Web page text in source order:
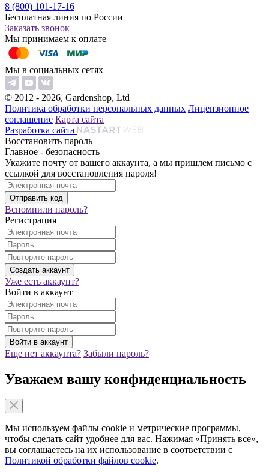
8 (800) 101-17-16
Бесплатная линия по России
Заказать звонок
Мы принимаем к оплате
Мы в социальных сетях
© 2012 - 2026, Gardenshop, Ltd
Политика обработки персональных данных Лицензионное
соглашение Карта сайта
Разработка сайта
Восстановить пароль
Главное - безопасность
Укажите почту от вашего аккаунта, а мы пришлем письмо с
ссылкой для восстановления пароля!
Вспомнили пароль?
Регистрация
Уже есть аккаунт?
Войти в аккаунт
Еще нет аккаунта? Забыли пароль?
Уважаем вашу конфиденциальность
Мы используем файлы cookie и метрические программы,
чтобы сделать сайт удобнее для вас. Нажимая «Принять все»,
вы соглашаетесь на их использование в соответствии с
Политикой обработки файлов cookie.